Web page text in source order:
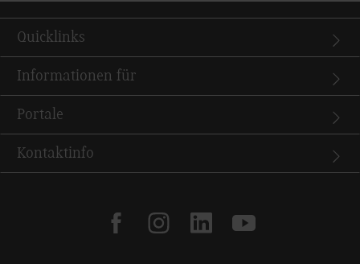
Quicklinks
Informationen für
Portale
Kontaktinfo
facebookinstagramlinkedinyoutube